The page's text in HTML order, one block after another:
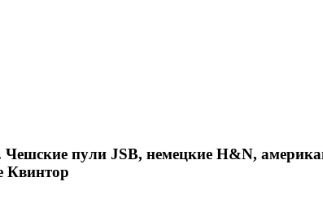
пули JSB, немецкие H&N,
Квинтор